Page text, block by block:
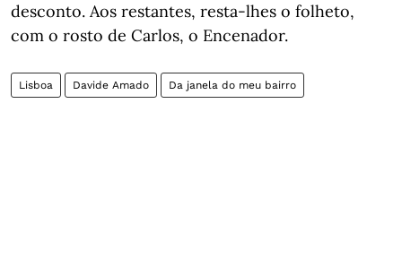
desconto. Aos restantes, resta-lhes o folheto,
com o rosto de Carlos, o Encenador.
Lisboa Davide Amado Da janela do meu bairro